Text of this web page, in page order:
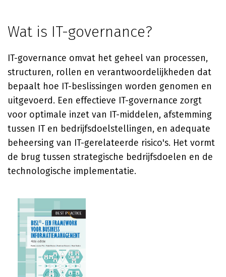
Wat is IT-governance?
IT-governance omvat het geheel van processen,
structuren, rollen en verantwoordelijkheden dat
bepaalt hoe IT-beslissingen worden genomen en
uitgevoerd. Een effectieve IT-governance zorgt
voor optimale inzet van IT-middelen, afstemming
tussen IT en bedrijfsdoelstellingen, en adequate
beheersing van IT-gerelateerde risico's. Het vormt
de brug tussen strategische bedrijfsdoelen en de
technologische implementatie.